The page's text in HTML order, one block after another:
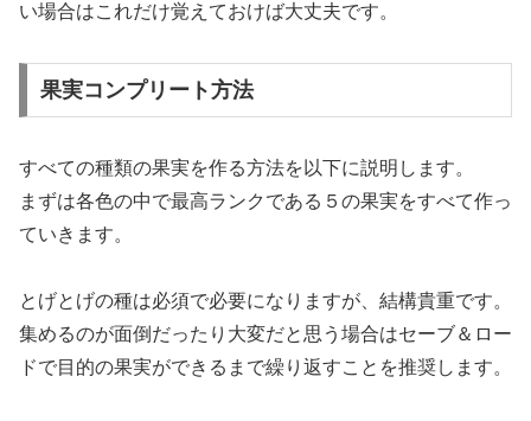
い場合はこれだけ覚えておけば大丈夫です。
果実コンプリート方法
すべての種類の果実を作る方法を以下に説明します。
まずは各色の中で最高ランクである５の果実をすべて作っ
ていきます。
とげとげの種は必須で必要になりますが、結構貴重です。
集めるのが面倒だったり大変だと思う場合はセーブ＆ロー
ドで目的の果実ができるまで繰り返すことを推奨します。